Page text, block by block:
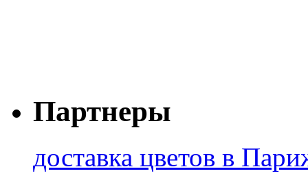
Партнеры
доставка цветов в